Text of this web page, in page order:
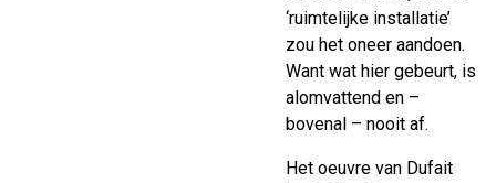
‘ruimtelijke installatie’
zou het oneer aandoen.
Want wat hier gebeurt, is
alomvattend en –
bovenal – nooit af.
Het oeuvre van Dufait